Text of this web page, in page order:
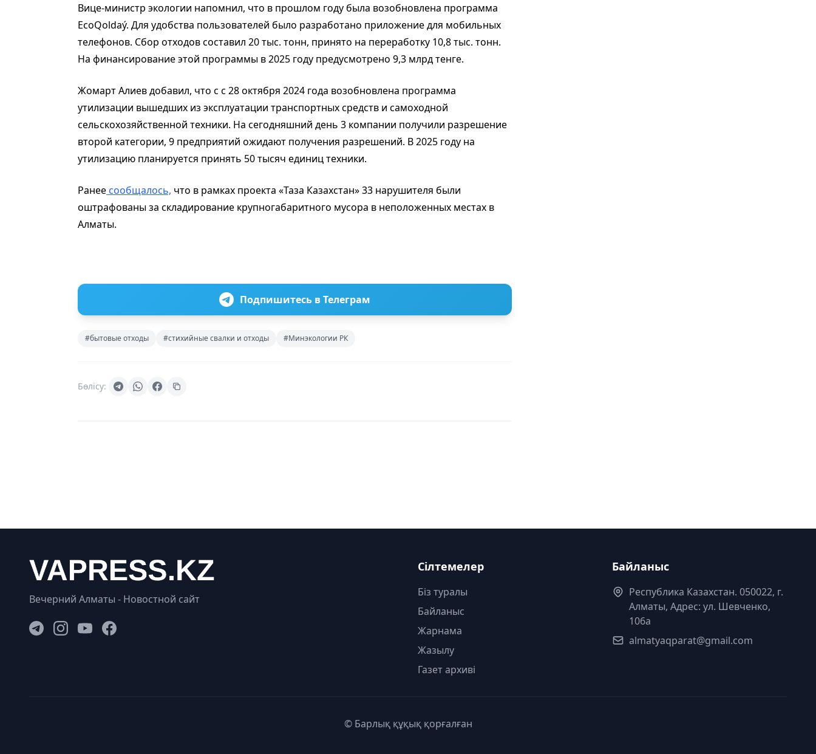
Вице-министр экологии напомнил, что в прошлом году была возобновлена программа
ЕсoQoldaý. Для удобства пользователей было разработано приложение для мобильных
телефонов. Сбор отходов составил 20 тыс. тонн, принято на переработку 10,8 тыс. тонн.
На финансирование этой программы в 2025 году предусмотрено 9,3 млрд тенге.
Жомарт Алиев добавил, что с с 28 октября 2024 года возобновлена программа
утилизации вышедших из эксплуатации транспортных средств и самоходной
сельскохозяйственной техники. На сегодняшний день 3 компании получили разрешение
второй категории, 9 предприятий ожидают получения разрешений. В 2025 году на
утилизацию планируется принять 50 тысяч единиц техники.
Ранее сообщалось, что в рамках проекта «Таза Казахстан» 33 нарушителя были
оштрафованы за складирование крупногабаритного мусора в неположенных местах в
Алматы.
Подпишитесь в Телеграм
#бытовые отходы #стихийные свалки и отходы #Минэкологии РК
Бөлісу:
Вечерний Алматы - Новостной сайт
Сілтемелер
Біз туралы
Байланыс
Жарнама
Жазылу
Газет архиві
Байланыс
Республика Казахстан. 050022, г.
Алматы, Адрес: ул. Шевченко,
106а
almatyaqparat@gmail.com
© Барлық құқық қорғалған